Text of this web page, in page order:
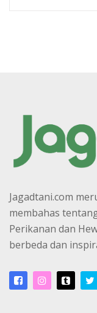
Jagadtani.com
membahas
Perikanan dan
berbeda dan